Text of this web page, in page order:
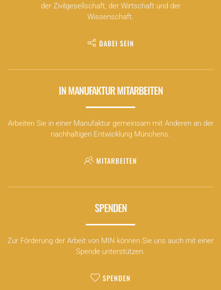
der Zivilgesellschaft, der Wirtschaft und der
Wissenschaft.
DABEI SEIN
IN MANUFAKTUR MITARBEITEN
Arbeiten Sie in einer Manufaktur gemeinsam mit Anderen an der
nachhaltigen Entwicklung Münchens.
MITARBEITEN
SPENDEN
Zur Förderung der Arbeit von MIN können Sie uns auch mit einer
Spende unterstützen.
SPENDEN